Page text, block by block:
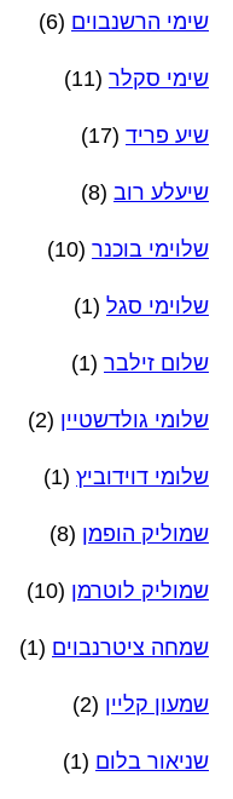
שימי הרשנבוים (6)
שימי סקלר (11)
שיע פריד (17)
שיעלע רוב (8)
שלוימי בוכנר (10)
שלוימי סגל (1)
שלום זילבר (1)
שלומי גולדשטיין (2)
שלומי דוידוביץ (1)
שמוליק הופמן (8)
שמוליק לוטרמן (10)
שמחה ציטרנבוים (1)
שמעון קליין (2)
שניאור בלום (1)